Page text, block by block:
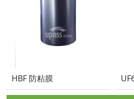
HBF 防粘膜